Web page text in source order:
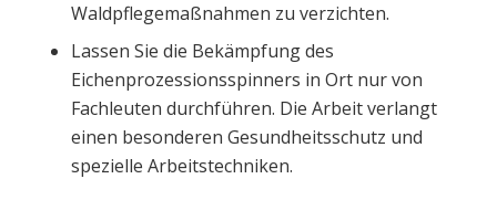
Waldpflegemaßnahmen zu verzichten.
Lassen Sie die Bekämpfung des
Eichenprozessionsspinners in Ort nur von
Fachleuten durchführen. Die Arbeit verlangt
einen besonderen Gesundheitsschutz und
spezielle Arbeitstechniken.